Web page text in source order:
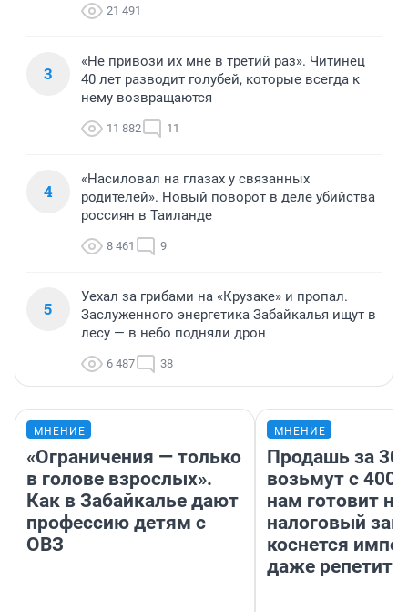
21 491
3
«Не привози их мне в третий раз». Читинец
40 лет разводит голубей, которые всегда к
нему возвращаются
11 882 11
4
«Насиловал на глазах у связанных
родителей». Новый поворот в деле убийства
россиян в Таиланде
8 461 9
5
Уехал за грибами на «Крузаке» и пропал.
Заслуженного энергетика Забайкалья ищут в
лесу — в небо подняли дрон
6 487 38
МНЕНИЕ
«Ограничения — только
в голове взрослых».
Как в Забайкалье дают
профессию детям с
ОВЗ
МНЕНИЕ
Продашь за
возьмут с
нам готовит
налоговый
коснется
даже